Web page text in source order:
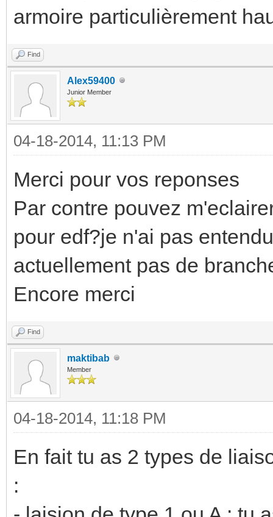
armoire particulièrement
Find
Alex59400
Junior Member
04-18-2014, 11:13 PM
Merci pour vos reponses
Par contre pouvez
pour edf?je n'ai pas
actuellement pas de
Encore merci
Find
maktibab
Member
04-18-2014, 11:18 PM
En fait tu as 2 types de
: